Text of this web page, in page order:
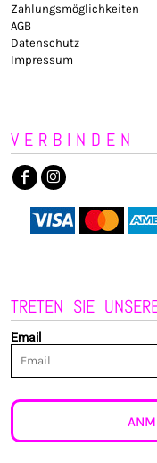
Zahlungsmöglichkeiten
AGB
Datenschutz
Impressum
VERBINDEN
TRETEN SIE
Email